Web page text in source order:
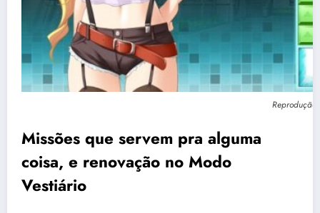
Missões que servem pra alguma
coisa, e renovação no Modo
Vestiário